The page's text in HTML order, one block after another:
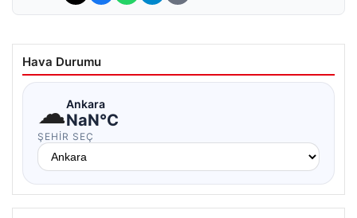
Hava Durumu
☁Ankara
NaN°C
ŞEHIR SEÇ